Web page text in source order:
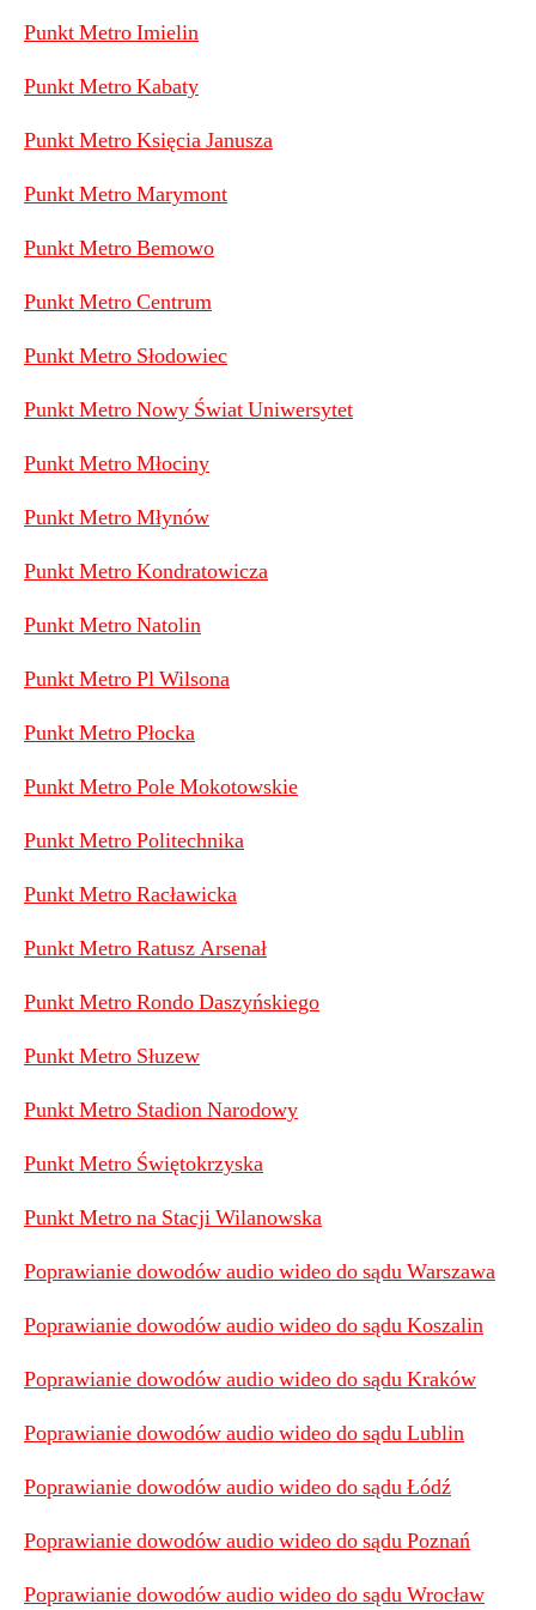
Punkt Metro Imielin
Punkt Metro Kabaty
Punkt Metro Księcia Janusza
Punkt Metro Marymont
Punkt Metro Bemowo
Punkt Metro Centrum
Punkt Metro Słodowiec
Punkt Metro Nowy Świat Uniwersytet
Punkt Metro Młociny
Punkt Metro Młynów
Punkt Metro Kondratowicza
Punkt Metro Natolin
Punkt Metro Pl Wilsona
Punkt Metro Płocka
Punkt Metro Pole Mokotowskie
Punkt Metro Politechnika
Punkt Metro Racławicka
Punkt Metro Ratusz Arsenał
Punkt Metro Rondo Daszyńskiego
Punkt Metro Słuzew
Punkt Metro Stadion Narodowy
Punkt Metro Świętokrzyska
Punkt Metro na Stacji Wilanowska
Poprawianie dowodów audio wideo do sądu Warszawa
Poprawianie dowodów audio wideo do sądu Koszalin
Poprawianie dowodów audio wideo do sądu Kraków
Poprawianie dowodów audio wideo do sądu Lublin
Poprawianie dowodów audio wideo do sądu Łódź
Poprawianie dowodów audio wideo do sądu Poznań
Poprawianie dowodów audio wideo do sądu Wrocław